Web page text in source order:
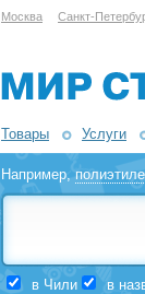
Москва Санкт-
Товары Услуги
Например,
в Чили в